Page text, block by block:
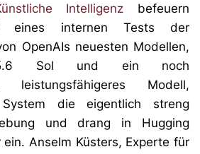
Intelligenz befeuern
eines internen Tests der
OpenAIs neuesten Modellen,
5.6 Sol und ein noch
leistungsfähigeres Modell,
die eigentlich streng
und drang in Hugging
Anselm Küsters, Experte für